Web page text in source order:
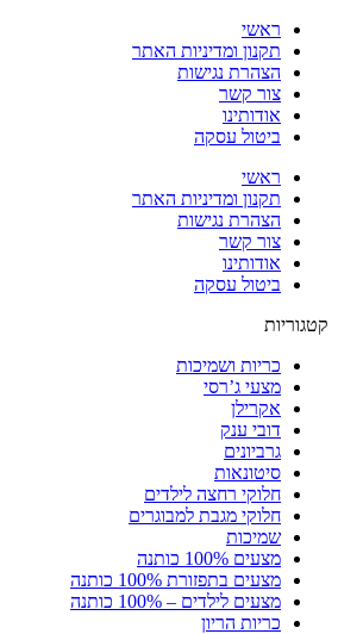
ראשי
תקנון ומדיניות האתר
הצהרת נגישות
צור קשר
אודותינו
ביטול עסקה
ראשי
תקנון ומדיניות האתר
הצהרת נגישות
צור קשר
אודותינו
ביטול עסקה
קטגוריות
כריות ושמיכות
מצעי ג’רסי
אקרילן
דובי ענק
גרביונים
סיטונאות
חלוקי רחצה לילדים
חלוקי מגבת למבוגרים
שמיכות
מצעים 100% כותנה
מצעים בתפזורת 100% כותנה
מצעים לילדים – 100% כותנה
כריות הריון